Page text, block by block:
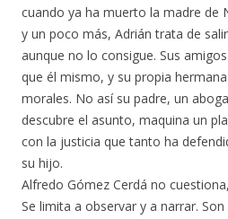
cuando ya ha muerto la madre de
y un poco más, Adrián trata de
aunque no lo consigue. Sus
que él mismo, y su propia
morales. No así su padre, un
descubre el asunto, maquina un
con la justicia que tanto ha
su hijo.
Alfredo Gómez Cerdá no
Se limita a observar y a narrar.